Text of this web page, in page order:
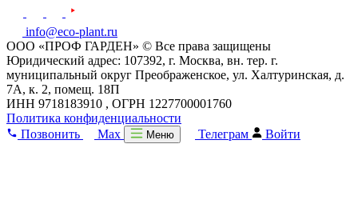
info@eco-plant.ru
ООО «ПРОФ ГАРДЕН» © Все права защищены
Юридический адрес: 107392, г. Москва, вн. тер. г.
муниципальный округ Преображенское, ул. Халтуринская, д.
7А, к. 2, помещ. 18П
ИНН 9718183910 , ОГРН 1227700001760
Политика конфиденциальности
Позвонить
Max Меню Телеграм Войти